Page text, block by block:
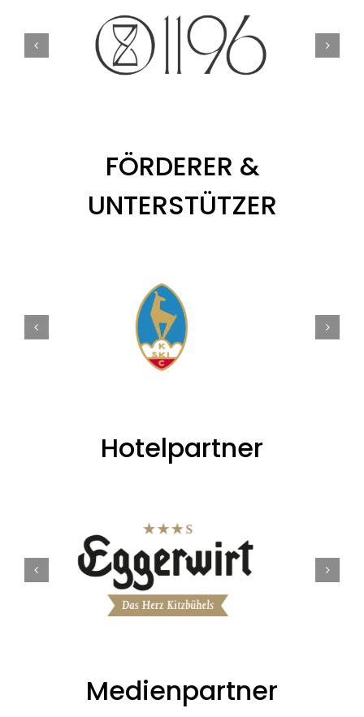
FÖRDERER &
UNTERSTÜTZER
Hotelpartner
Medienpartner